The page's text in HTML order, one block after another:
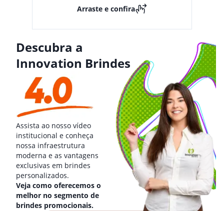
Arraste e confira
Descubra a
Innovation Brindes
Assista ao nosso vídeo
institucional e conheça
nossa infraestrutura
moderna e as vantagens
exclusivas em brindes
personalizados.
Veja como oferecemos o
melhor no segmento de
brindes promocionais.